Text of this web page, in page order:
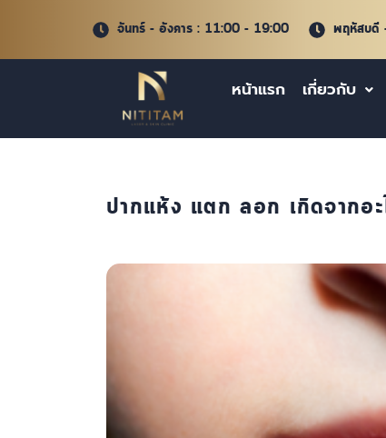
จันทร์ - อังคาร : 11:00 - 19:00 พฤหัสบดี
หน้าแรก เกี่ยวกับ
ปากแห้ง แตก ลอก เกิดจากอะ